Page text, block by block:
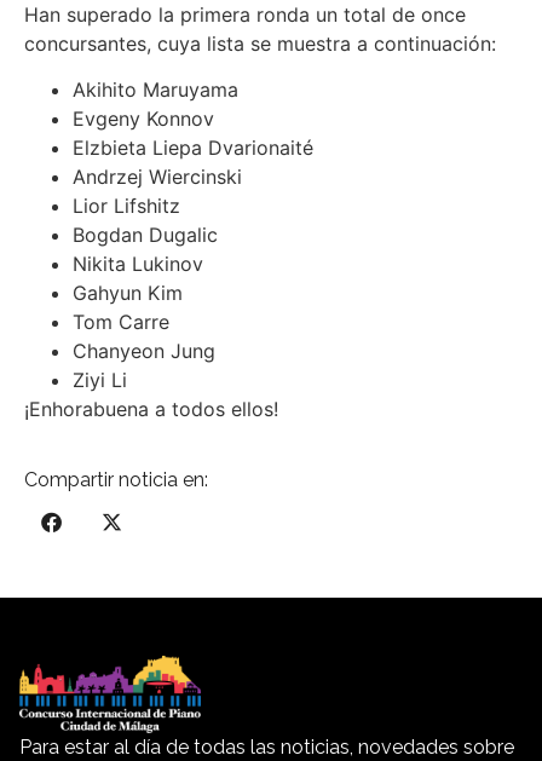
Compartir noticia en:
Han superado la primera ronda un total de once
concursantes, cuya lista se muestra a continuación:
Akihito Maruyama
Evgeny Konnov
Elzbieta Liepa Dvarionaité
Andrzej Wiercinski
Lior Lifshitz
Bogdan Dugalic
Nikita Lukinov
Gahyun Kim
Tom Carre
Chanyeon Jung
Ziyi Li
¡Enhorabuena a todos ellos!
Para estar al día de todas las noticias, novedades sobre